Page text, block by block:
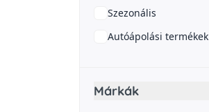
Szezonális
Autóápolási termékek
Márkák